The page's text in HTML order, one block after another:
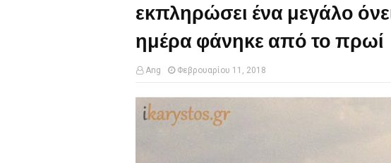
εκπληρώσει ένα μεγάλο
ημέρα φάνηκε από το πρωί
Ang Φεβρουαρίου 11, 2018